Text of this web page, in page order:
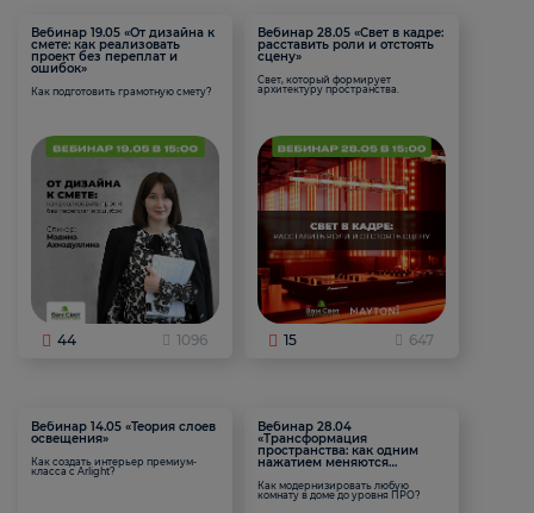
Вебинар 19.05 «От дизайна к
смете: как реализовать
проект без переплат и
ошибок»
Как подготовить грамотную смету?
44 1096
Вебинар 28.05 «Свет в кадре:
расставить роли и отстоять
сцену»
Свет, который формирует
архитектуру пространства.
15 647
Вебинар 14.05 «Теория слоев
освещения»
Как создать интерьер премиум-
класса с Arlight?
Вебинар 28.04
«Трансформация
пространства: как одним
нажатием меняются
Как модернизировать любую
комнату в доме до уровня ПРО?